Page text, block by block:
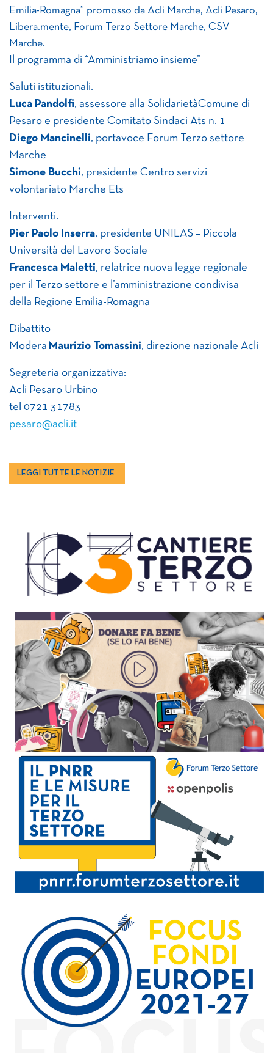
Emilia-Romagna” promosso da Acli Marche, Acli Pesaro,
Libera.mente, Forum Terzo Settore Marche, CSV
Marche.
Il programma di “Amministriamo insieme”
Saluti istituzionali.
Luca Pandolfi, assessore alla SolidarietàComune di
Pesaro e presidente Comitato Sindaci Ats n. 1
Diego Mancinelli, portavoce Forum Terzo settore
Marche
Simone Bucchi, presidente Centro servizi
volontariato Marche Ets
Interventi.
Pier Paolo Inserra, presidente UNILAS – Piccola
Università del Lavoro Sociale
Francesca Maletti, relatrice nuova legge regionale
per il Terzo settore e l’amministrazione condivisa
della Regione Emilia-Romagna
Dibattito
Modera Maurizio Tomassini, direzione nazionale Acli
Segreteria organizzativa:
Acli Pesaro Urbino
tel 0721 31783
pesaro@acli.it
LEGGI TUTTE LE NOTIZIE